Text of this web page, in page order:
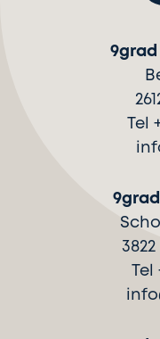
9grad
Tel
Tel